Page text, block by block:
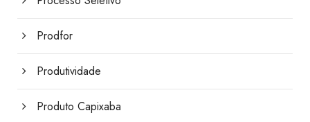
Prodfor
Produtividade
Produto Capixaba